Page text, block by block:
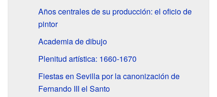
Años centrales de su producción: el oficio de
pintor
Academia de dibujo
Plenitud artística: 1660-1670
Fiestas en Sevilla por la canonización de
Fernando III el Santo